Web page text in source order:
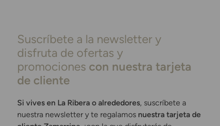
Suscríbete a la newsletter y
disfruta de ofertas y
promociones con nuestra tarjeta
de cliente
Si vives en La Ribera o alrededores, suscríbete a
nuestra newsletter y te regalamos nuestra tarjeta de